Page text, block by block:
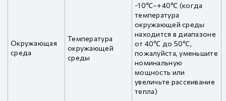
Окружающая
среда
Температура
окружающей
среды
-10℃~+40℃ (когда
температура
окружающей среды
находится в диапазоне
от 40℃ до 50℃,
пожалуйста, уменьшите
номинальную
мощность или
увеличьте рассеивание
тепла)